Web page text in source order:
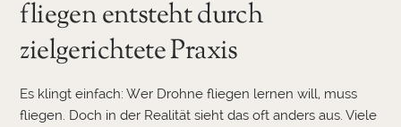
fliegen entsteht durch
zielgerichtete Praxis
Es klingt einfach: Wer Drohne fliegen lernen will, muss
fliegen. Doch in der Realität sieht das oft anders aus. Viele